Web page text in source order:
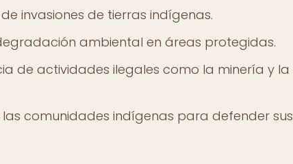
invasiones de tierras indígenas.
ambiental en áreas protegidas.
de actividades ilegales como la minería y
comunidades indígenas para defender sus